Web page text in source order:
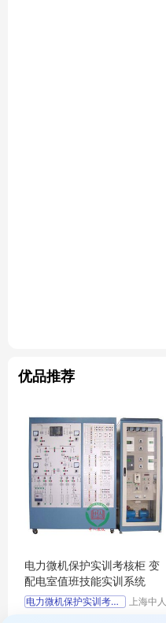
优品推荐
电力微机保护实训考核柜 变
配电室值班技能实训系统
电力微机保护实训考核柜
上海中人